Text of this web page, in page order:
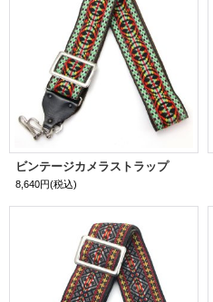
ビンテージカメラストラップ
8,640円(税込)